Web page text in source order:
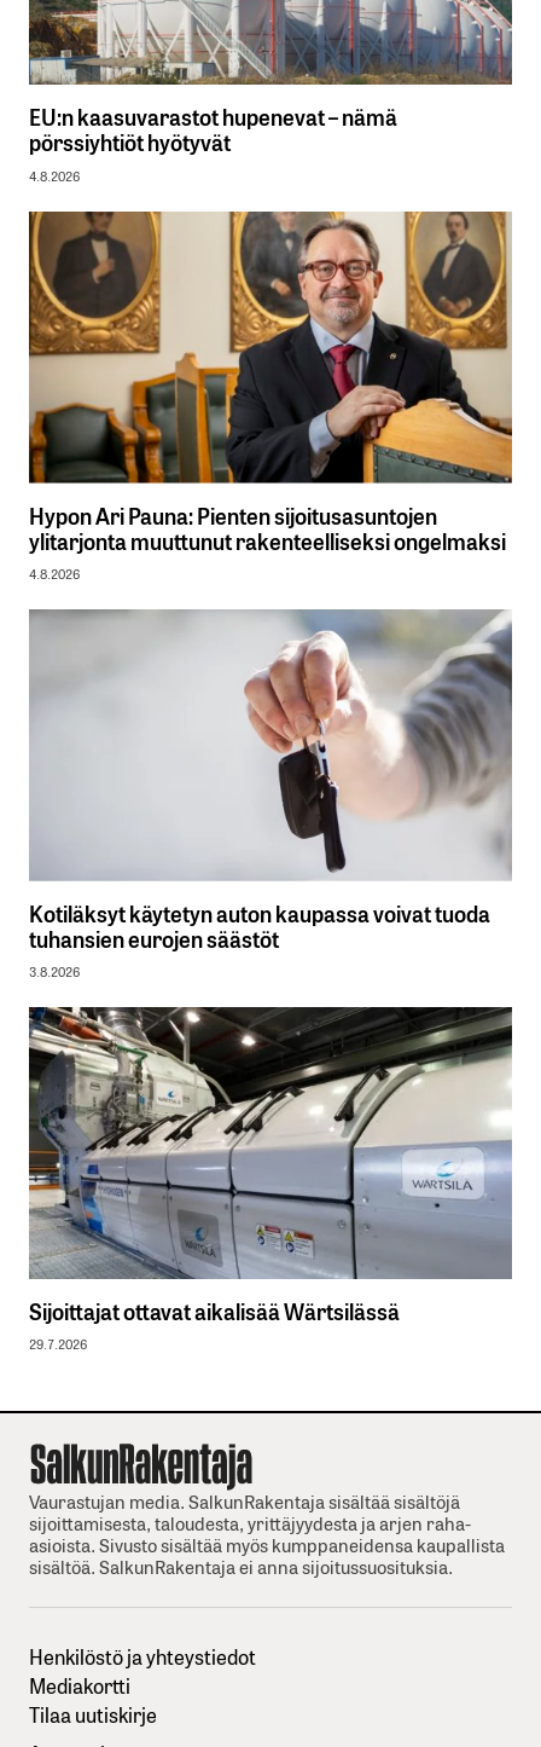
EU:n kaasuvarastot hupenevat – nämä
pörssiyhtiöt hyötyvät
4.8.2026
Hypon Ari Pauna: Pienten sijoitusasuntojen
ylitarjonta muuttunut rakenteelliseksi ongelmaksi
4.8.2026
Kotiläksyt käytetyn auton kaupassa voivat tuoda
tuhansien eurojen säästöt
3.8.2026
Sijoittajat ottavat aikalisää Wärtsilässä
29.7.2026
Vaurastujan media. SalkunRakentaja sisältää sisältöjä
sijoittamisesta, taloudesta, yrittäjyydesta ja arjen raha-
asioista. Sivusto sisältää myös kumppaneidensa kaupallista
sisältöä. SalkunRakentaja ei anna sijoitussuosituksia.
Henkilöstö ja yhteystiedot
Mediakortti
Tilaa uutiskirje